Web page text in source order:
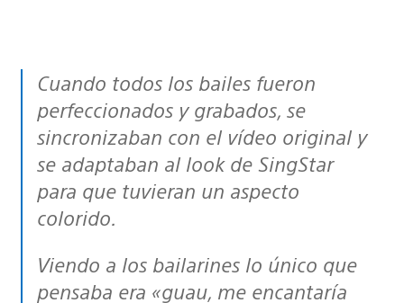
Cuando todos los bailes fueron
perfeccionados y grabados, se
sincronizaban con el vídeo original y
se adaptaban al look de SingStar
para que tuvieran un aspecto
colorido.
Viendo a los bailarines lo único que
pensaba era «guau, me encantaría